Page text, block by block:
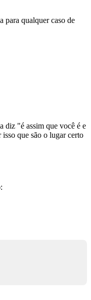
para qualquer caso de
diz "é assim que você é e
que são o lugar certo